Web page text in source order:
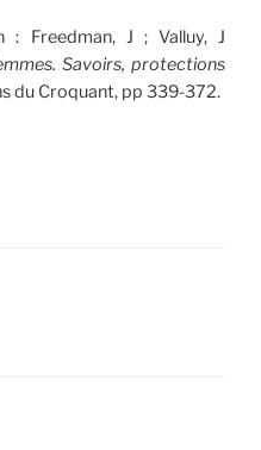
: Freedman, J ; Valluy, J
Savoirs, protections
du Croquant, pp 339-372.